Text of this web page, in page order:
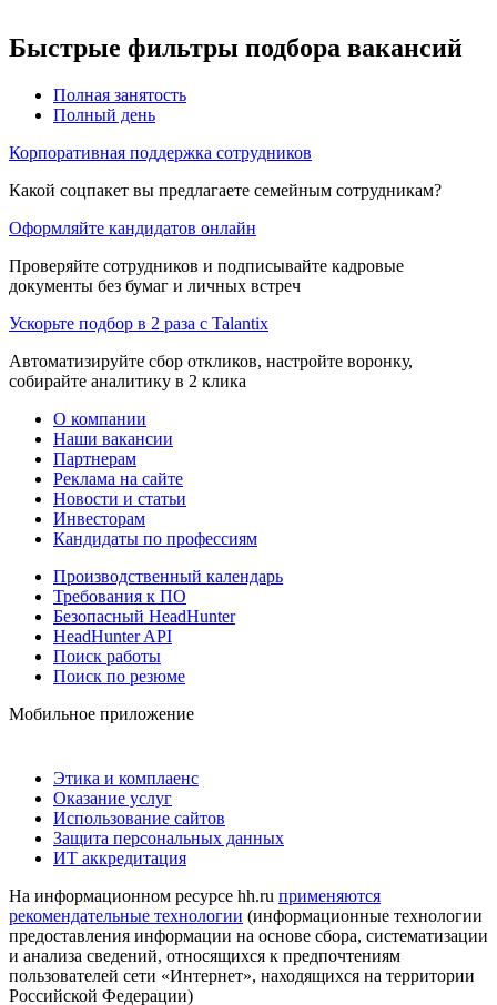
Быстрые фильтры подбора вакансий
Полная занятость
Полный день
Корпоративная поддержка сотрудников
Какой соцпакет вы предлагаете семейным сотрудникам?
Оформляйте кандидатов онлайн
Проверяйте сотрудников и подписывайте кадровые
документы без бумаг и личных встреч
Ускорьте подбор в 2 раза с Talantix
Автоматизируйте сбор откликов, настройте воронку,
собирайте аналитику в 2 клика
О компании
Наши вакансии
Партнерам
Реклама на сайте
Новости и статьи
Инвесторам
Кандидаты по профессиям
Производственный календарь
Требования к ПО
Безопасный HeadHunter
HeadHunter API
Поиск работы
Поиск по резюме
Мобильное приложение
Этика и комплаенс
Оказание услуг
Использование сайтов
Защита персональных данных
ИТ аккредитация
На информационном ресурсе hh.ru применяются
рекомендательные технологии (информационные технологии
предоставления информации на основе сбора, систематизации
и анализа сведений, относящихся к предпочтениям
пользователей сети «Интернет», находящихся на территории
Российской Федерации)